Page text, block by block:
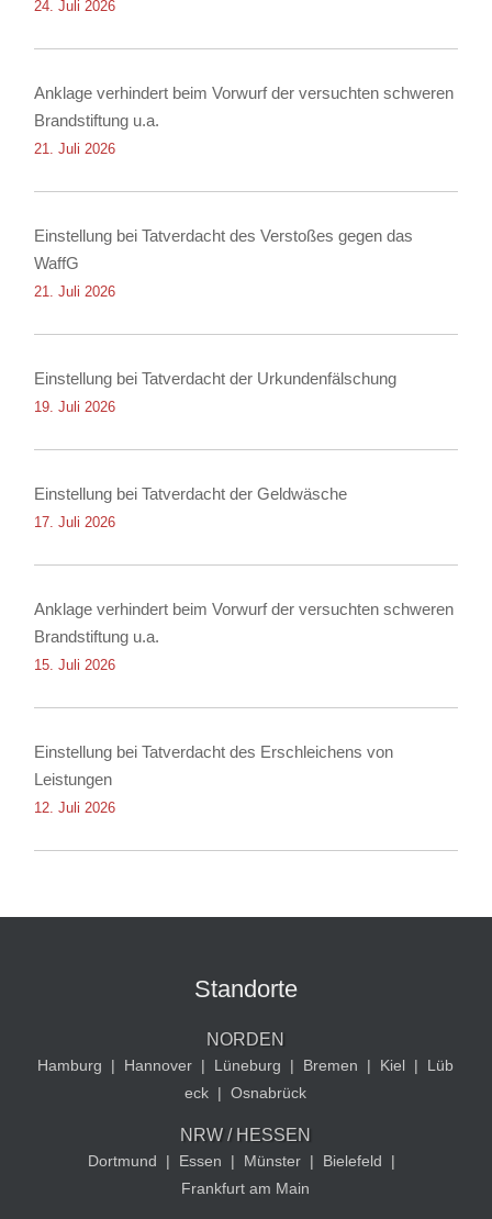
24. Juli 2026
Anklage verhindert beim Vorwurf der versuchten schweren
Brandstiftung u.a.
21. Juli 2026
Einstellung bei Tatverdacht des Verstoßes gegen das
WaffG
21. Juli 2026
Einstellung bei Tatverdacht der Urkundenfälschung
19. Juli 2026
Einstellung bei Tatverdacht der Geldwäsche
17. Juli 2026
Anklage verhindert beim Vorwurf der versuchten schweren
Brandstiftung u.a.
15. Juli 2026
Einstellung bei Tatverdacht des Erschleichens von
Leistungen
12. Juli 2026
Standorte
NORDEN
Hamburg | Hannover | Lüneburg | Bremen | Kiel |
Lüb
eck | Osnabrück
NRW / HESSEN
Dortmund | Essen | Münster | Bielefeld
|
Frankfurt am Main